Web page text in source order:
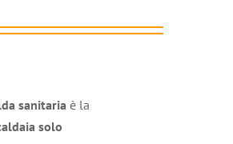
sanitaria è la
solo